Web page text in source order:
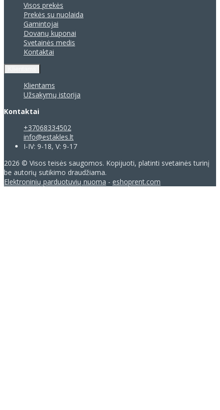
Visos prekės
Prekės su nuolaida
Gamintojai
Dovanų kuponai
Svetainės medis
Kontaktai
Klientams
Užsakymų istorija
Kontaktai
+37068334502
info@estakles.lt
I-IV: 9-18, V: 9-17
2026 © Visos teisės saugomos. Kopijuoti, platinti svetainės turinį
be autorių sutikimo draudžiama.
Elektroninių parduotuvių nuoma - eshoprent.com